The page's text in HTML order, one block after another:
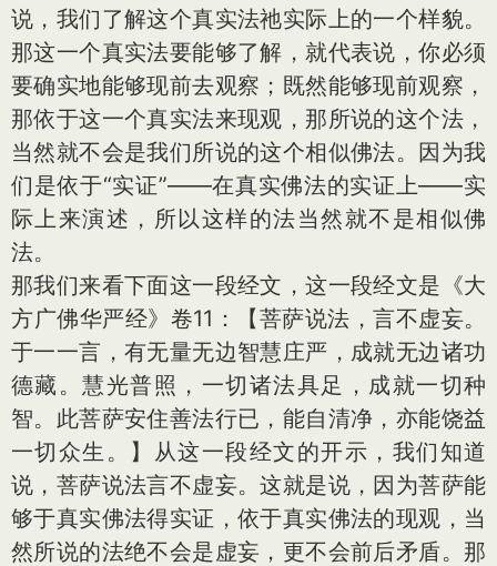
说，我们了解这个真实法祂实际上的一个样貌。
那这一个真实法要能够了解，就代表说，你必须
要确实地能够现前去观察；既然能够现前观察，
那依于这一个真实法来现观，那所说的这个法，
当然就不会是我们所说的这个相似佛法。因为我
们是依于“实证”——在真实佛法的实证上——实
际上来演述，所以这样的法当然就不是相似佛
法。
那我们来看下面这一段经文，这一段经文是《大
方广佛华严经》卷11：【菩萨说法，言不虚妄。
于一一言，有无量无边智慧庄严，成就无边诸功
德藏。慧光普照，一切诸法具足，成就一切种
智。此菩萨安住善法行已，能自清净，亦能饶益
一切众生。】从这一段经文的开示，我们知道
说，菩萨说法言不虚妄。这就是说，因为菩萨能
够于真实佛法得实证，依于真实佛法的现观，当
然所说的法绝不会是虚妄，更不会前后矛盾。那